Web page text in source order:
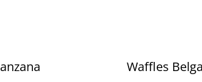
Waffles